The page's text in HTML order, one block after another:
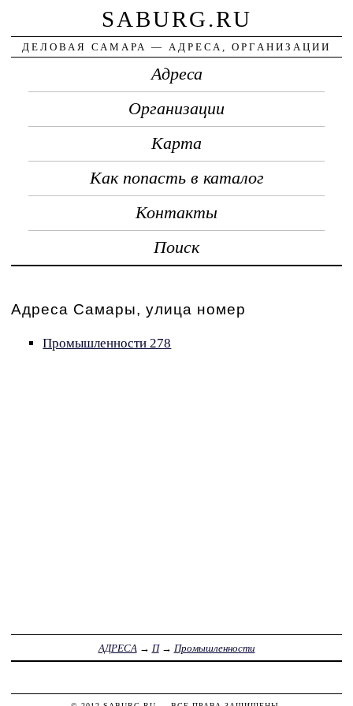
SABURG.RU
ДЕЛОВАЯ САМАРА — АДРЕСА, ОРГАНИЗАЦИИ
Адреса
Организации
Карта
Как попасть в каталог
Контакты
Поиск
Адреса Самары, улица номер
Промышленности 278
АДРЕСА → П→ Промышленности